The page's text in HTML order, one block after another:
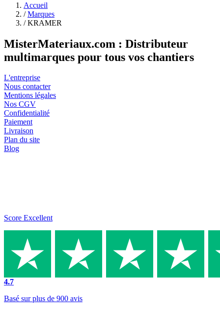
Accueil
/ Marques
/ KRAMER
MisterMateriaux.com : Distributeur
multimarques pour tous vos chantiers
L'entreprise
Nous contacter
Mentions légales
Nos CGV
Confidentialité
Paiement
Livraison
Plan du site
Blog
Score Excellent
4.7
Basé sur plus de 900 avis